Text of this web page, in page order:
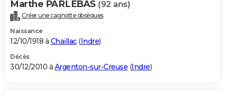
Marthe PARLEBAS (92 ans)
Créer une cagnotte obsèques
Naissance
12/10/1918 à Chaillac(Indre)
Décès
30/12/2010 à Argenton-sur-Creuse (Indre)